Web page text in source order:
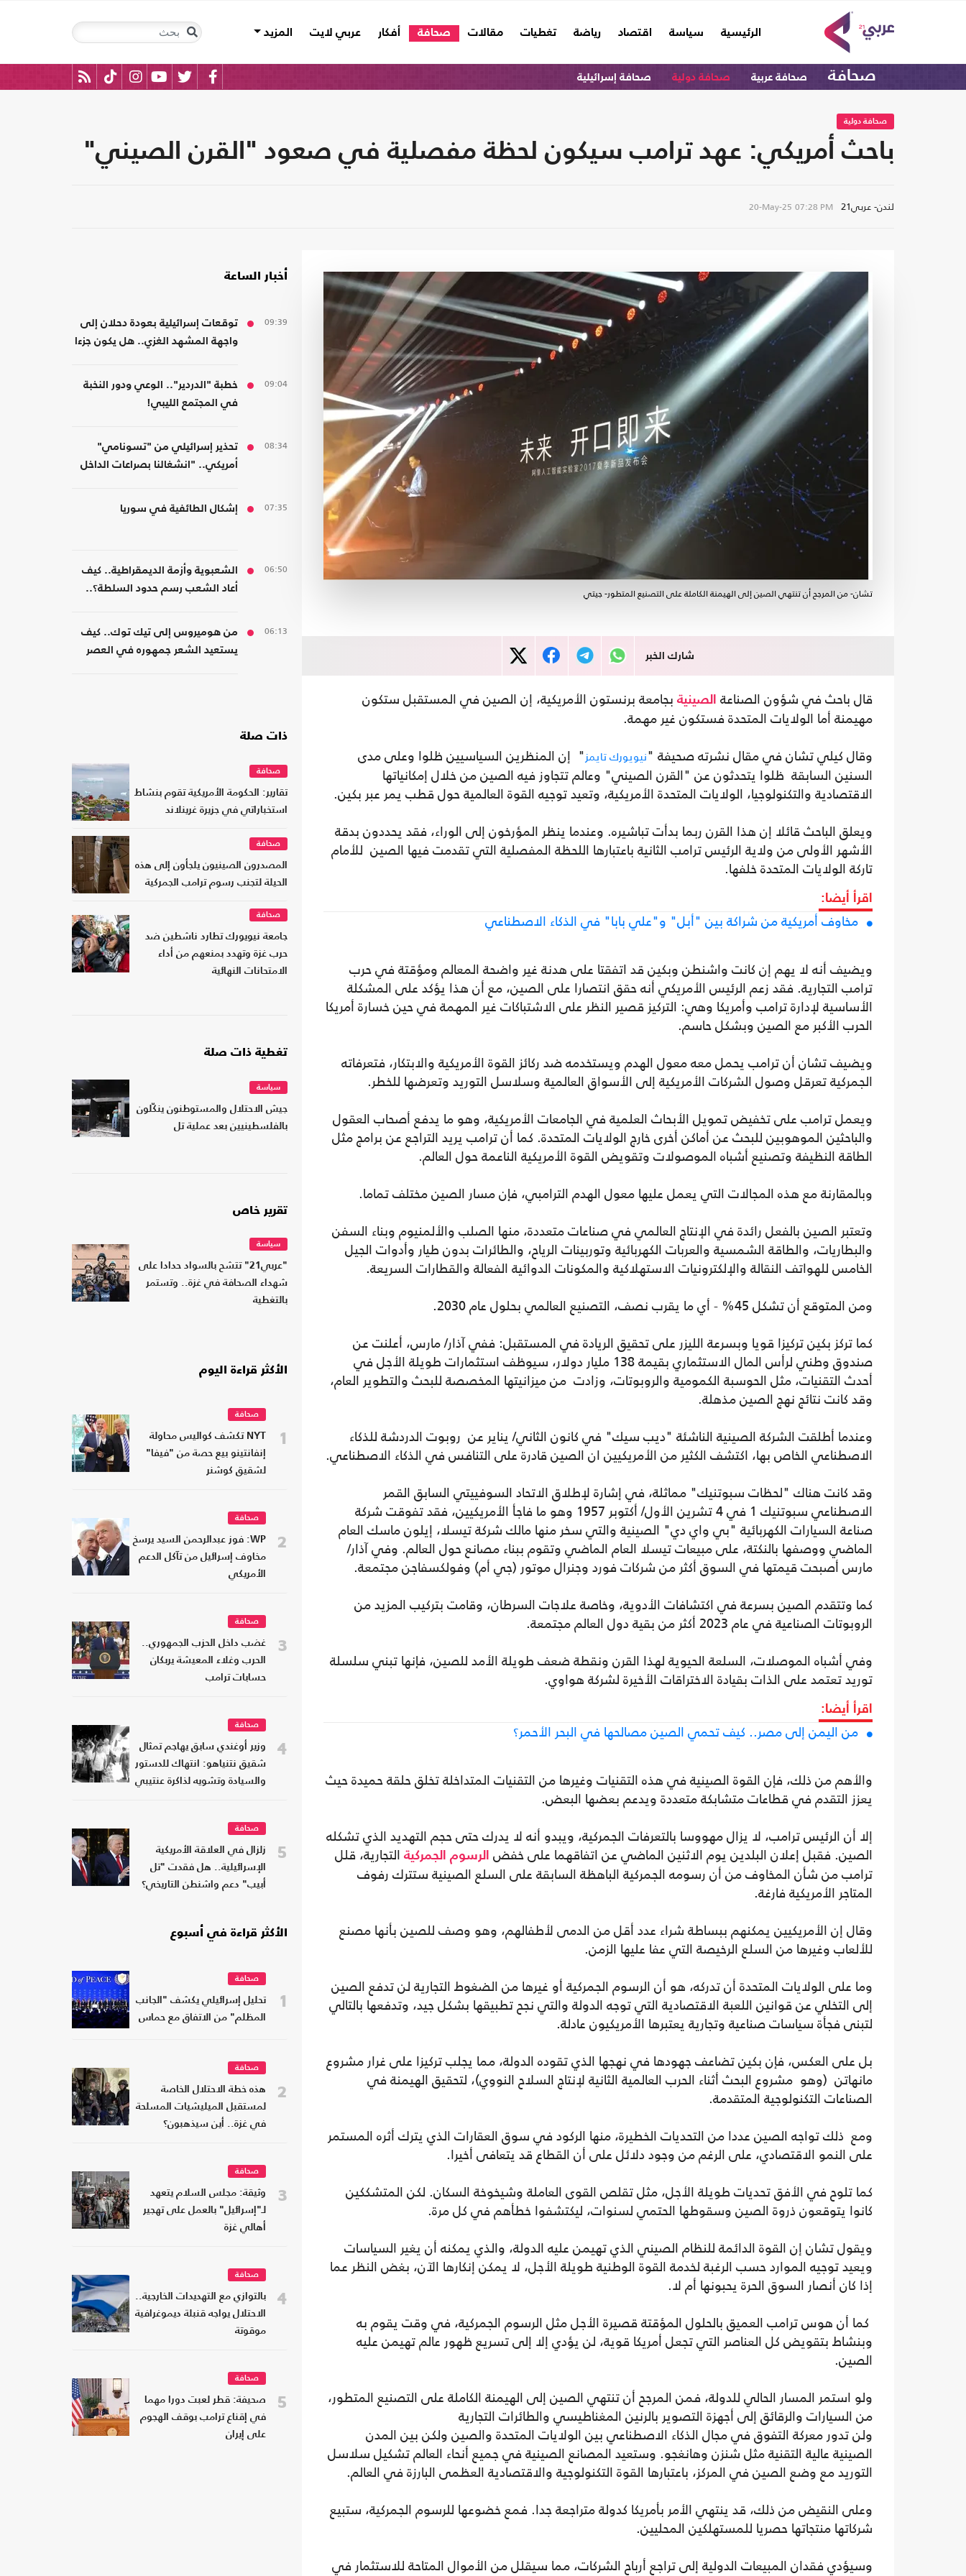
الرئيسية
(current) سياسة اقتصاد رياضة تغطيات مقالات صحافة أفكار عربي لايت المزيد
صحافة صحافة عربية صحافة دولية صحافة إسرائيلية
صحافة دولية
باحث أمريكي: عهد ترامب سيكون لحظة مفصلية في صعود "القرن الصيني"
لندن- عربي21 20-May-25 07:28 PM
تشان- من المرجح أن تنتهي الصين إلى الهيمنة الكاملة على التصنيع المتطور- جيتي
شارك الخبر
قال باحث في شؤون الصناعة الصينية بجامعة برنستون الأمريكية، إن الصين في المستقبل ستكون
مهيمنة أما الولايات المتحدة فستكون غير مهمة.
وقال كيلي تشان في مقال نشرته صحيفة "نيويورك تايمز" إن المنظرين السياسيين ظلوا وعلى مدى
السنين السابقة ظلوا يتحدثون عن "القرن الصيني" وعالم تتجاوز فيه الصين من خلال إمكانياتها
الاقتصادية والتكنولوجيا، الولايات المتحدة الأمريكية، وتعيد توجيه القوة العالمية حول قطب يمر عبر بكين.
ويعلق الباحث قائلا إن هذا القرن ربما بدأت تباشيره. وعندما ينظر المؤرخون إلى الوراء، فقد يحددون بدقة
الأشهر الأولى من ولاية الرئيس ترامب الثانية باعتبارها اللحظة المفصلية التي تقدمت فيها الصين للأمام
تاركة الولايات المتحدة خلفها.
اقرأ أيضا:
مخاوف أمريكية من شراكة بين "أبل" و"علي بابا" في الذكاء الاصطناعي
ويضيف أنه لا يهم إن كانت واشنطن وبكين قد اتفقتا على هدنة غير واضحة المعالم ومؤقتة في حرب
ترامب التجارية. فقد زعم الرئيس الأمريكي أنه حقق انتصارا على الصين، مع أن هذا يؤكد على المشكلة
الأساسية لإدارة ترامب وأمريكا وهي: التركيز قصير النظر على الاشتباكات غير المهمة في حين خسارة أمريكا
الحرب الأكبر مع الصين وبشكل حاسم.
ويضيف تشان أن ترامب يحمل معه معول الهدم ويستخدمه ضد ركائز القوة الأمريكية والابتكار، فتعرفاته
الجمركية تعرقل وصول الشركات الأمريكية إلى الأسواق العالمية وسلاسل التوريد وتعرضها للخطر.
ويعمل ترامب على تخفيض تمويل الأبحاث العلمية في الجامعات الأمريكية، وهو ما يدفع أصحاب العقول
والباحثين الموهوبين للبحث عن أماكن أخرى خارج الولايات المتحدة. كما أن ترامب يريد التراجع عن برامج مثل
الطاقة النظيفة وتصنيع أشباه الموصولات وتقويض القوة الأمريكية الناعمة حول العالم.
وبالمقارنة مع هذه المجالات التي يعمل عليها معول الهدم الترامبي، فإن مسار الصين مختلف تماما.
وتعتبر الصين بالفعل رائدة في الإنتاج العالمي في صناعات متعددة، منها الصلب والألمنيوم وبناء السفن
والبطاريات، والطاقة الشمسية والعربات الكهربائية وتوربينات الرياح، والطائرات بدون طيار وأدوات الجيل
الخامس للهواتف النقالة والإلكترونيات الاستهلاكية والمكونات الدوائية الفعالة والقطارات السريعة.
ومن المتوقع أن تشكل 45% - أي ما يقرب نصف، التصنيع العالمي بحلول عام 2030.
كما تركز بكين تركيزا قويا وبسرعة الليزر على تحقيق الريادة في المستقبل: ففي آذار/ مارس، أعلنت عن
صندوق وطني لرأس المال الاستثماري بقيمة 138 مليار دولار، سيوظف استثمارات طويلة الأجل في
أحدث التقنيات، مثل الحوسبة الكمومية والروبوتات، وزادت من ميزانيتها المخصصة للبحث والتطوير العام،
وقد كانت نتائج نهج الصين مذهلة.
وعندما أطلقت الشركة الصينية الناشئة "ديب سيك" في كانون الثاني/ يناير عن روبوت الدردشة للذكاء
الاصطناعي الخاص بها، اكتشف الكثير من الأمريكيين ان الصين قادرة على التنافس في الذكاء الاصطناعي.
وقد كانت هناك "لحظات سبوتنيك" مماثلة، في إشارة لإطلاق الاتحاد السوفييتي السابق القمر
الاصطناعي سبوتنيك 1 في 4 تشرين الأول/ أكتوبر 1957 وهو ما فاجأ الأمريكيين، فقد تفوقت شركة
صناعة السيارات الكهربائية "بي واي دي" الصينية والتي سخر منها مالك شركة تيسلا، إيلون ماسك العام
الماضي ووصفها بالنكتة، على مبيعات تيسلا العام الماضي وتقوم ببناء مصانع حول العالم. وفي آذار/
مارس أصبحت قيمتها في السوق أكثر من شركات فورد وجنرال موتور (جي أم) وفولكسفاجن مجتمعة.
كما وتتقدم الصين بسرعة في اكتشافات الأدوية، وخاصة علاجات السرطان، وقامت بتركيب المزيد من
الروبوتات الصناعية في عام 2023 أكثر من بقية دول العالم مجتمعة.
وفي أشباه الموصلات، السلعة الحيوية لهذا القرن ونقطة ضعف طويلة الأمد للصين، فإنها تبني سلسلة
توريد تعتمد على الذات بقيادة الاختراقات الأخيرة لشركة هواوي.
اقرأ أيضا:
من اليمن إلى مصر.. كيف تحمي الصين مصالحها في البحر الأحمر؟
والأهم من ذلك، فإن القوة الصينية في هذه التقنيات وغيرها من التقنيات المتداخلة تخلق حلقة حميدة حيث
يعزز التقدم في قطاعات متشابكة متعددة ويدعم بعضها البعض.
إلا أن الرئيس ترامب، لا يزال مهووسا بالتعرفات الجمركية، ويبدو أنه لا يدرك حتى حجم التهديد الذي تشكله
الصين. فقبل إعلان البلدين يوم الاثنين الماضي عن اتفاقهما على خفض
الرسوم الجمركية التجارية، قلل
ترامب من شأن المخاوف من أن رسومه الجمركية الباهظة السابقة على السلع الصينية ستترك رفوف
المتاجر الأمريكية فارغة.
وقال إن الأمريكيين يمكنهم ببساطة شراء عدد أقل من الدمى لأطفالهم، وهو وصف للصين بأنها مصنع
للألعاب وغيرها من السلع الرخيصة التي عفا عليها الزمن.
وما على الولايات المتحدة أن تدركه، هو أن الرسوم الجمركية أو غيرها من الضغوط التجارية لن تدفع الصين
إلى التخلي عن قوانين اللعبة الاقتصادية التي توجه الدولة والتي نجح تطبيقها بشكل جيد، وتدفعها بالتالي
لتبنى فجأة سياسات صناعية وتجارية يعتبرها الأمريكيون عادلة.
بل على العكس، فإن بكين تضاعف جهودها في نهجها الذي تقوده الدولة، مما يجلب تركيزا على غرار مشروع
مانهاتن (وهو مشروع البحث أثناء الحرب العالمية الثانية لإنتاج السلاح النووي)، لتحقيق الهيمنة في
الصناعات التكنولوجية المتقدمة.
ومع ذلك تواجه الصين عددا من التحديات الخطيرة، منها الركود في سوق العقارات الذي يترك أثره المستمر
على النمو الاقتصادي، على الرغم من وجود دلائل على أن القطاع قد يتعافى أخيرا.
كما تلوح في الأفق تحديات طويلة الأجل، مثل تقلص القوى العاملة وشيخوخة السكان. لكن المتشككين
كانوا يتوقعون ذروة الصين وسقوطها الحتمي لسنوات، ليكتشفوا خطأهم في كل مرة.
ويقول تشان إن القوة الدائمة للنظام الصيني الذي تهيمن عليه الدولة، والذي يمكنه أن يغير السياسات
ويعيد توجيه الموارد حسب الرغبة لخدمة القوة الوطنية طويلة الأجل، لا يمكن إنكارها الآن، بغض النظر عما
إذا كان أنصار السوق الحرة يحبونها أم لا.
كما أن هوس ترامب العميق بالحلول المؤقتة قصيرة الأجل مثل الرسوم الجمركية، في وقت يقوم به
وبنشاط بتقويض كل العناصر التي تجعل أمريكا قوية، لن يؤدي إلا إلى تسريع ظهور عالم تهيمن عليه
الصين.
ولو استمر المسار الحالي للدولة، فمن المرجح أن تنتهي الصين إلى الهيمنة الكاملة على التصنيع المتطور،
من السيارات والرقائق إلى أجهزة التصوير بالرنين المغناطيسي والطائرات التجارية
ولن تدور معركة التفوق في مجال الذكاء الاصطناعي بين الولايات المتحدة والصين ولكن بين المدن
الصينية عالية التقنية مثل شنزن وهانغجو. وستعيد المصانع الصينية في جميع أنحاء العالم تشكيل سلاسل
التوريد مع وضع الصين في المركز، باعتبارها القوة التكنولوجية والاقتصادية العظمى البارزة في العالم.
وعلى النقيض من ذلك، قد ينتهي الأمر بأمريكا كدولة متراجعة جدا. فمع خضوعها للرسوم الجمركية، ستبيع
شركاتها منتجاتها حصريا للمستهلكين المحليين.
وسيؤدي فقدان المبيعات الدولية إلى تراجع أرباح الشركات، مما سيقلل من الأموال المتاحة للاستثمار في
أخبار الساعة
09:39
توقعات إسرائيلية بعودة دحلان إلى
واجهة المشهد الغزي.. هل يكون جزءا
09:04
خطبة "الدردير".. الوعي ودور النخبة
في المجتمع الليبي!
08:34
تحذير إسرائيلي من "تسونامي"
أمريكي.. "انشغالنا بصراعات الداخل
07:35 إشكال الطائفية في سوريا
06:50
الشعبوية وأزمة الديمقراطية.. كيف
أعاد الشعب رسم حدود السلطة؟..
06:13
من هوميروس إلى تيك توك.. كيف
يستعيد الشعر جمهوره في العصر
ذات صلة
صحافة
تقارير: الحكومة الأمريكية تقوم بنشاط
استخباراتي في جزيرة غرينلاند
صحافة
المصدرون الصينيون يلجأون إلى هذه
الحيلة لتجنب رسوم ترامب الجمركية
صحافة
جامعة نيويورك تطارد ناشطين ضد
حرب غزة وتهدد بمنعهم من أداء
الامتحانات النهائية
تغطية ذات صلة
سياسة
جيش الاحتلال والمستوطنون ينكّلون
بالفلسطينيين بعد عملية تل
تقرير خاص
سياسة
"عربي21" تتشح بالسواد حدادا على
شهداء الصحافة في غزة.. وتستمر
بالتغطية
الأكثر قراءة اليوم
1
صحافة
NYT تكشف كواليس محاولة
إنفانتينو بيع حصة من "فيفا"
لشقيق كوشنر
2
صحافة
WP: فوز عبدالرحمن السيد يرسخ
مخاوف إسرائيل من تآكل الدعم
الأمريكي
3
صحافة
غضب داخل الحزب الجمهوري..
الحرب وغلاء المعيشة يربكان
حسابات ترامب
4
صحافة
وزير أوغندي سابق يهاجم تمثال
شقيق نتنياهو: انتهاك للدستور
والسيادة وتشويه لذاكرة عنتيبي
5
صحافة
زلزال في العلاقة الأمريكية
الإسرائيلية.. هل فقدت "تل
أبيب" دعم واشنطن التاريخي؟
الأكثر قراءة في أسبوع
1
صحافة
تحليل إسرائيلي يكشف "الجانب
المظلم" من الاتفاق مع حماس
2
صحافة
هذه خطة الاحتلال الخاصة
لمستقبل الميليشيات المسلحة
في غزة.. أين سيذهبون؟
3
صحافة
وثيقة: مجلس السلام يتعهد
لـ"إسرائيل" بالعمل على تهجير
أهالي غزة
4
صحافة
بالتوازي مع التهديدات الخارجية..
الاحتلال يواجه قنبلة ديموغرافية
موقوتة
5
صحافة
صحيفة: قطر لعبت دورا مهما
في إقناع ترامب بوقف الهجوم
على إيران